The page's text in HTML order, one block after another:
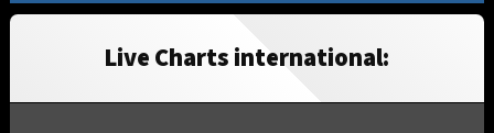
Live Charts international: